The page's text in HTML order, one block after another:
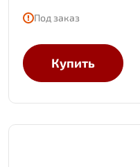
Под заказ
Купить